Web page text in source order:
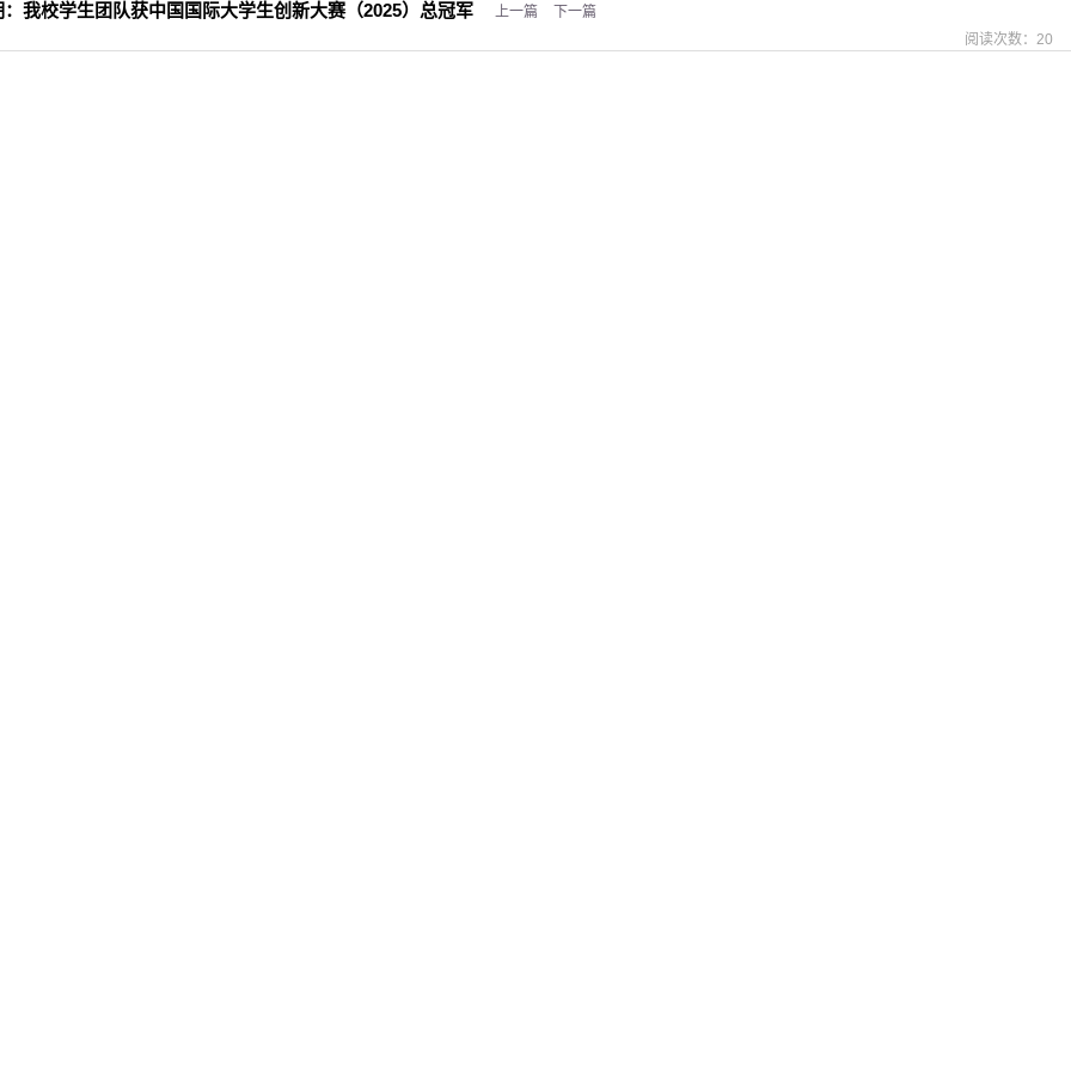
我校学生团队获中国国际大学生创新大赛（2025）总冠军 上一篇
下一篇
阅读次数： 20